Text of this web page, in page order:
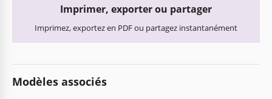
Imprimer, exporter ou partager
Imprimez, exportez en PDF ou partagez instantanément
Modèles associés